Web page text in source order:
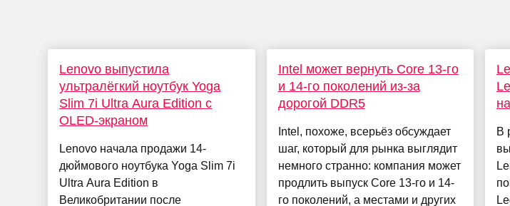
Lenovo выпустила
ультралёгкий ноутбук Yoga
Slim 7i Ultra Aura Edition с
OLED-экраном
Lenovo начала продажи 14-
дюймового ноутбука Yoga Slim 7i
Ultra Aura Edition в
Великобритании после
Intel может вернуть Core 13-го
и 14-го поколений из-за
дорогой DDR5
Intel, похоже, всерьёз обсуждает
шаг, который для рынка выглядит
немного странно: компания может
продлить выпуск Core 13-го и 14-
го поколений, а местами и других
В